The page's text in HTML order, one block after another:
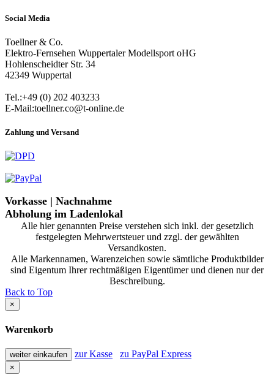
Social Media
Toellner & Co.
Elektro-Fernsehen Wuppertaler Modellsport oHG
Hohlenscheidter Str. 34
42349 Wuppertal
Tel.:+49 (0) 202 403233
E-Mail:toellner.co@t-online.de
Zahlung und Versand
Vorkasse | Nachnahme
Abholung im Ladenlokal
Alle hier genannten Preise verstehen sich inkl. der gesetzlich
festgelegten Mehrwertsteuer und zzgl. der gewählten
Versandkosten.
Alle Markennamen, Warenzeichen sowie sämtliche Produktbilder
sind Eigentum Ihrer rechtmäßigen Eigentümer und dienen nur der
Beschreibung.
Back to Top
×
Warenkorb
weiter einkaufen zur Kasse zu PayPal Express
×